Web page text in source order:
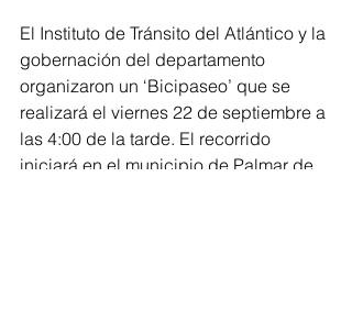
El Instituto de Tránsito del Atlántico y la
gobernación del departamento
organizaron un ‘Bicipaseo’ que se
realizará el viernes 22 de septiembre a
las 4:00 de la tarde. El recorrido
iniciará en el municipio de Palmar de